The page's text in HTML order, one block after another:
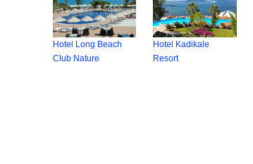
Hotel Long Beach
Club Nature
Hotel Kadikale
Resort